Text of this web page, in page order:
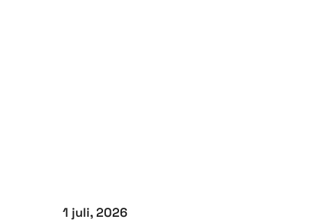
1 juli, 2026